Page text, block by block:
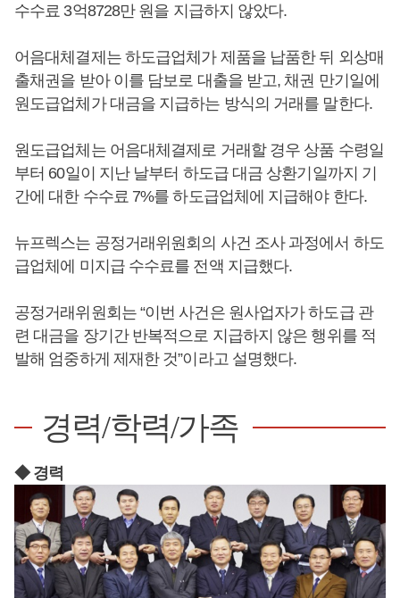
수수료 3억8728만 원을 지급하지 않았다.
어음대체결제는 하도급업체가 제품을 납품한 뒤 외상매
출채권을 받아 이를 담보로 대출을 받고, 채권 만기일에
원도급업체가 대금을 지급하는 방식의 거래를 말한다.
원도급업체는 어음대체결제로 거래할 경우 상품 수령일
부터 60일이 지난 날부터 하도급 대금 상환기일까지 기
간에 대한 수수료 7%를 하도급업체에 지급해야 한다.
뉴프렉스는 공정거래위원회의 사건 조사 과정에서 하도
급업체에 미지급 수수료를 전액 지급했다.
공정거래위원회는 “이번 사건은 원사업자가 하도급 관
련 대금을 장기간 반복적으로 지급하지 않은 행위를 적
발해 엄중하게 제재한 것”이라고 설명했다.
경력/학력/가족
◆ 경력